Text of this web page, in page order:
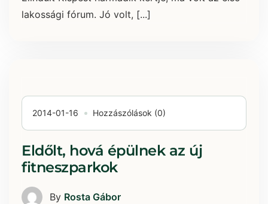
lakossági fórum. Jó volt, [...]
2014-01-16 Hozzászólások (0)
Eldőlt, hová épülnek az új
fitneszparkok
By Rosta Gábor